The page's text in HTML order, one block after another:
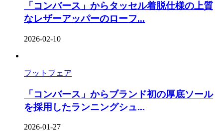
「コンバース」からタッセル着脱仕様の上質
なレザーアッパーのローフ...
2026-02-10
フットフェア
「コンバース」からブランド初の厚底ソール
を採⽤したランニングシュ...
2026-01-27